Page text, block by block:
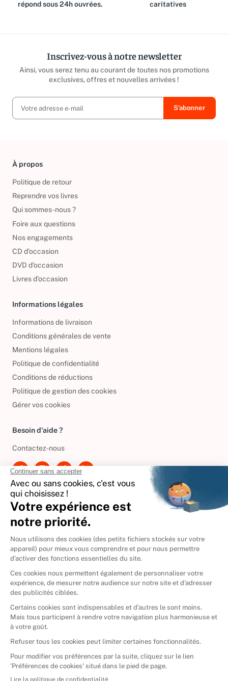
répond sous 24h ouvrées.
caritatives
Inscrivez-vous à notre newsletter
Ainsi, vous serez tenu au courant de toutes nos promotions
exclusives, offres et nouvelles arrivées !
À propos
Politique de retour
Reprendre vos livres
Qui sommes-nous ?
Foire aux questions
Nos engagements
CD d'occasion
DVD d'occasion
Livres d’occasion
Informations légales
Informations de livraison
Conditions générales de vente
Mentions légales
Politique de confidentialité
Conditions de réductions
Politique de gestion des cookies
Gérer vos cookies
Besoin d'aide ?
Contactez-nous
International
🇪🇸 Espagne
🇩🇪Allemagne
🇮🇹 Italie